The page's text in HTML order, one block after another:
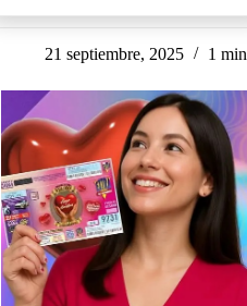
21 septiembre, 2025 1 min